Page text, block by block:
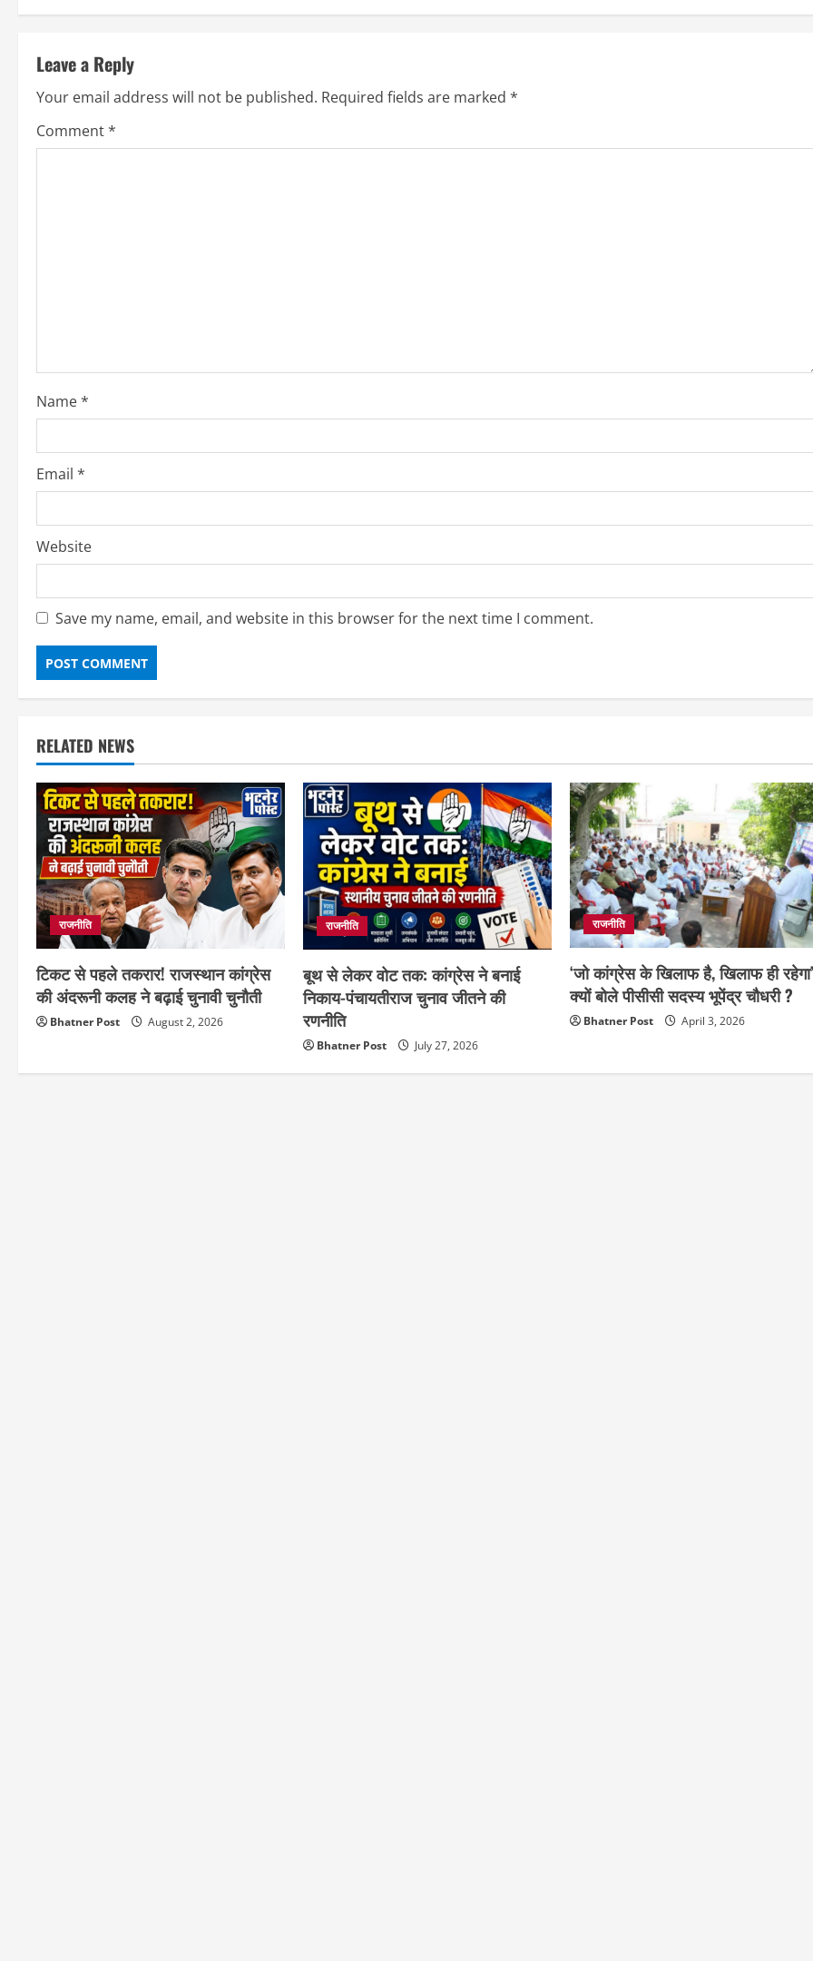
n
t
i
n
d
i
n
g
Leave a Reply
Your email address will not be published. Required fields are marked *
Comment*
Name*
Email *
Website
Save my name, email, and website in this browser for the next time I comment.
RELATED NEWS
राजनीति
टिकट से पहले तकरार! राजस्थान कांग्रेस
की अंदरूनी कलह ने बढ़ाई चुनावी चुनौती
Bhatner Post August 2, 2026
राजनीति
बूथ से लेकर वोट तक: कांग्रेस ने बनाई
निकाय-पंचायतीराज चुनाव जीतने की
रणनीति
Bhatner Post July 27, 2026
राजनीति
‘जो कांग्रेस के खिलाफ है, खिलाफ ही
क्यों बोले पीसीसी सदस्य भूपेंद्र चौधरी ?
Bhatner Post April 3, 2026